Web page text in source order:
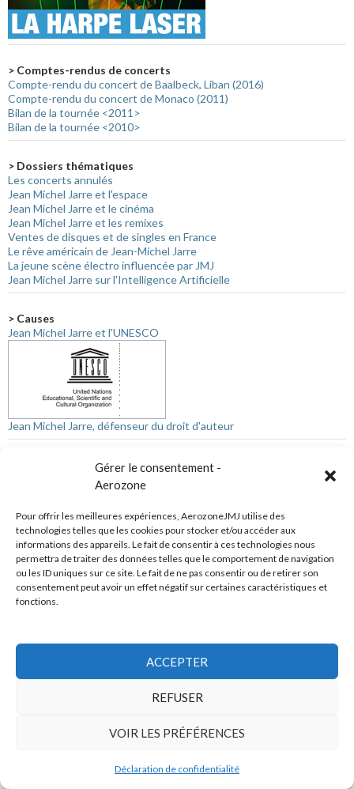
Gérer le consentement -
Aerozone
Pour offrir les meilleures expériences, AerozoneJMJ utilise des
technologies telles que les cookies pour stocker et/ou accéder aux
informations des appareils. Le fait de consentir à ces technologies nous
permettra de traiter des données telles que le comportement de navigation
ou les ID uniques sur ce site. Le fait de ne pas consentir ou de retirer son
consentement peut avoir un effet négatif sur certaines caractéristiques et
fonctions.
ACCEPTER
REFUSER
VOIR LES PRÉFÉRENCES
Déclaration de confidentialité
> Comptes-rendus de concerts
Compte-rendu du concert de Baalbeck, Liban (2016)
Compte-rendu du concert de Monaco (2011)
Bilan de la tournée <2011>
Bilan de la tournée <2010>
> Dossiers thématiques
Les concerts annulés
Jean Michel Jarre et l'espace
Jean Michel Jarre et le cinéma
Jean Michel Jarre et les remixes
Ventes de disques et de singles en France
Le rêve américain de Jean-Michel Jarre
La jeune scène électro influencée par JMJ
Jean Michel Jarre sur l'Intelligence Artificielle
> Causes
Jean Michel Jarre et l'UNESCO
Jean Michel Jarre, défenseur du droit d'auteur
Les synthés de Jean Michel Jarre à travers le temps